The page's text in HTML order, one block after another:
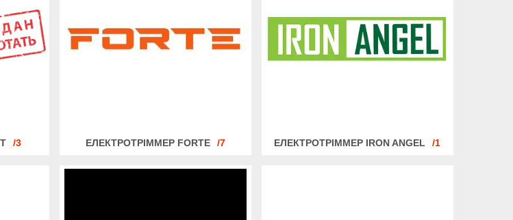
3 ЕЛЕКТРОТРІММЕР FORTE 7 ЕЛЕКТРОТРІММЕР IRON ANGEL 1